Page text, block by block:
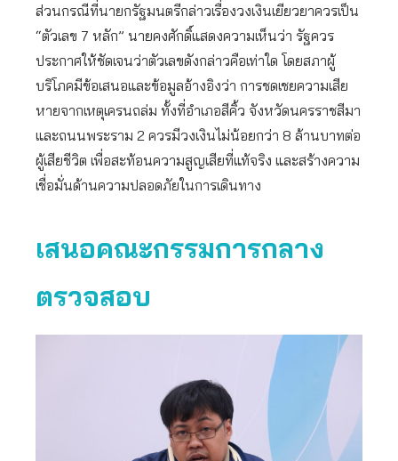
ส่วนกรณีที่นายกรัฐมนตรีกล่าวเรื่องวงเงินเยียวยาควรเป็น
“ตัวเลข 7 หลัก” นายคงศักดิ์แสดงความเห็นว่า รัฐควร
ประกาศให้ชัดเจนว่าตัวเลขดังกล่าวคือเท่าใด โดยสภาผู้
บริโภคมีข้อเสนอและข้อมูลอ้างอิงว่า การชดเชยความเสีย
หายจากเหตุเครนถล่ม ทั้งที่อำเภอสีคิ้ว จังหวัดนครราชสีมา
และถนนพระราม 2 ควรมีวงเงินไม่น้อยกว่า 8 ล้านบาทต่อ
ผู้เสียชีวิต เพื่อสะท้อนความสูญเสียที่แท้จริง และสร้างความ
เชื่อมั่นด้านความปลอดภัยในการเดินทาง
เสนอคณะกรรมการกลาง
ตรวจสอบ